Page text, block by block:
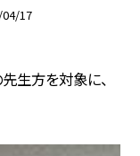
17
生方を対象に、